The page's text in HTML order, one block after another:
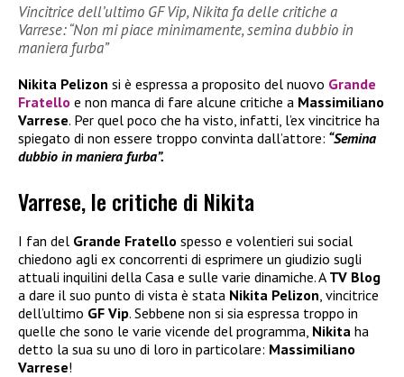
Vincitrice dell’ultimo GF Vip, Nikita fa delle critiche a
Varrese: “Non mi piace minimamente, semina dubbio in
maniera furba”
Nikita Pelizon si è espressa a proposito del nuovo Grande
Fratello e non manca di fare alcune critiche a Massimiliano
Varrese. Per quel poco che ha visto, infatti, l’ex vincitrice ha
spiegato di non essere troppo convinta dall’attore: “Semina
dubbio in maniera furba”.
Varrese, le critiche di Nikita
I fan del Grande Fratello spesso e volentieri sui social
chiedono agli ex concorrenti di esprimere un giudizio sugli
attuali inquilini della Casa e sulle varie dinamiche. A TV Blog
a dare il suo punto di vista è stata Nikita Pelizon , vincitrice
dell’ultimo GF Vip. Sebbene non si sia espressa troppo in
quelle che sono le varie vicende del programma, Nikita ha
detto la sua su uno di loro in particolare: Massimiliano
Varrese!